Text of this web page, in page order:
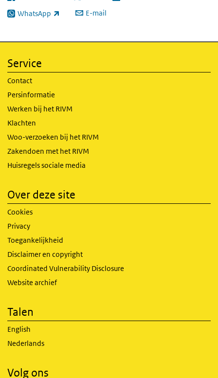
WhatsApp
(externe link) E-mail
Service
Contact
Persinformatie
Werken bij het RIVM
Klachten
Woo-verzoeken bij het RIVM
Zakendoen met het RIVM
Huisregels sociale media
Over deze site
Cookies
Privacy
Toegankelijkheid
Disclaimer en copyright
Coordinated Vulnerability Disclosure
Website archief
Talen
English
Nederlands
Volg ons